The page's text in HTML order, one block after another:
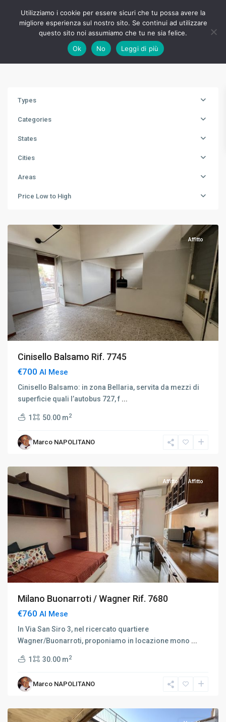
Advanced Search
Types
Categories
States
Cities
Areas
Price Low to High
Affitto
Cinisello Balsamo Rif. 7745
€700 Al Mese
Cinisello Balsamo: in zona Bellaria, servita da mezzi di
superficie quali l’autobus 727, f ...
1 50.00 m2
Marco NAPOLITANO
Buonarroti
Wagner,
Affitto Affitto
Milano Buonarroti / Wagner Rif. 7680
€760 Al Mese
In Via San Siro 3, nel ricercato quartiere
Wagner/Buonarroti, proponiamo in locazione mono ...
1 30.00 m2
Marco NAPOLITANO
Utilizziamo i cookie per essere sicuri che tu possa avere la
migliore esperienza sul nostro sito. Se continui ad utilizzare
questo sito noi assumiamo che tu ne sia felice.
Ok
No Leggi di più